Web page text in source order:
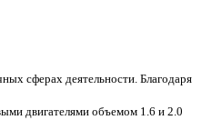
сферах деятельности. Благодаря
двигателями объемом 1.6 и 2.0